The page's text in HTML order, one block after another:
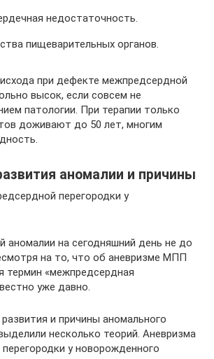
недостаточность.
пищеварительных органов.
при дефекте межпредсердной
высок, если совсем не
патологии. При терапии только
доживают до 50 лет, многим
аномалии и причины
перегородки у
аномалии на сегодняшний день не до
на то, что об аневризме МПП
термин «межпредсердная
уже давно.
и причины аномального
несколько теорий. Аневризма
у новорожденного